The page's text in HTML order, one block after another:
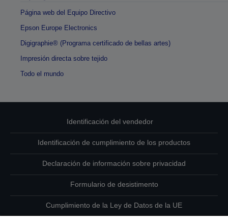
Página web del Equipo Directivo
Epson Europe Electronics
Digigraphie® (Programa certificado de bellas artes)
Impresión directa sobre tejido
Todo el mundo
Identificación del vendedor
Identificación de cumplimiento de los productos
Declaración de información sobre privacidad
Formulario de desistimento
Cumplimiento de la Ley de Datos de la UE